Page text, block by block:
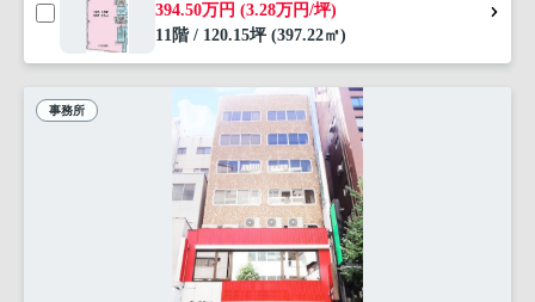
394.50万円 (3.28万円/坪)
11階 / 120.15坪 (397.22㎡)
事務所